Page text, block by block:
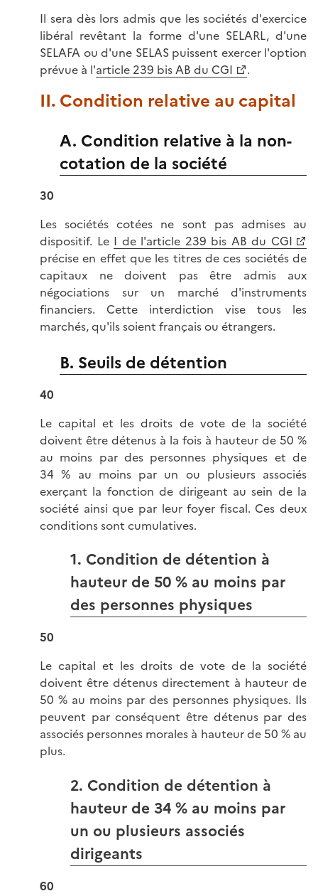
Il sera dès lors admis que les sociétés d'exercice
libéral revêtant la forme d'une SELARL, d'une
SELAFA ou d'une SELAS puissent exercer l'option
prévue à l'article 239 bis AB du CGI .
II. Condition relative au capital
A. Condition relative à la non-
cotation de la société
30
Les sociétés cotées ne sont pas admises au
dispositif. Le I de l'article 239 bis AB du CGI
précise en effet que les titres de ces sociétés de
capitaux ne doivent pas être admis aux
négociations sur un marché d'instruments
financiers. Cette interdiction vise tous les
marchés, qu'ils soient français ou étrangers.
B. Seuils de détention
40
Le capital et les droits de vote de la société
doivent être détenus à la fois à hauteur de 50 %
au moins par des personnes physiques et de
34 % au moins par un ou plusieurs associés
exerçant la fonction de dirigeant au sein de la
société ainsi que par leur foyer fiscal. Ces deux
conditions sont cumulatives.
1. Condition de détention à
hauteur de 50 % au moins par
des personnes physiques
50
Le capital et les droits de vote de la société
doivent être détenus directement à hauteur de
50 % au moins par des personnes physiques. Ils
peuvent par conséquent être détenus par des
associés personnes morales à hauteur de 50 % au
plus.
2. Condition de détention à
hauteur de 34 % au moins par
un ou plusieurs associés
dirigeants
60